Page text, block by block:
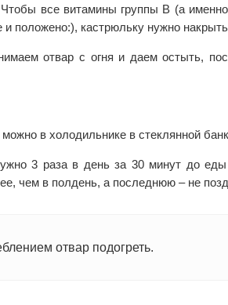
все витамины группы В (а
и положено:), кастрюльку нужно
отвар с огня и даем остыть,
в холодильнике в стеклянной
3 раза в день за 30 минут до
чем в полдень, а последнюю – не
отвар подогреть.